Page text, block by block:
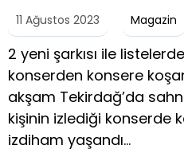
11 Ağustos 2023 Magazin
2 yeni şarkısı ile
konserden konsere
akşam Tekirdağ’da
kişinin izlediği konserde
izdiham yaşandı…